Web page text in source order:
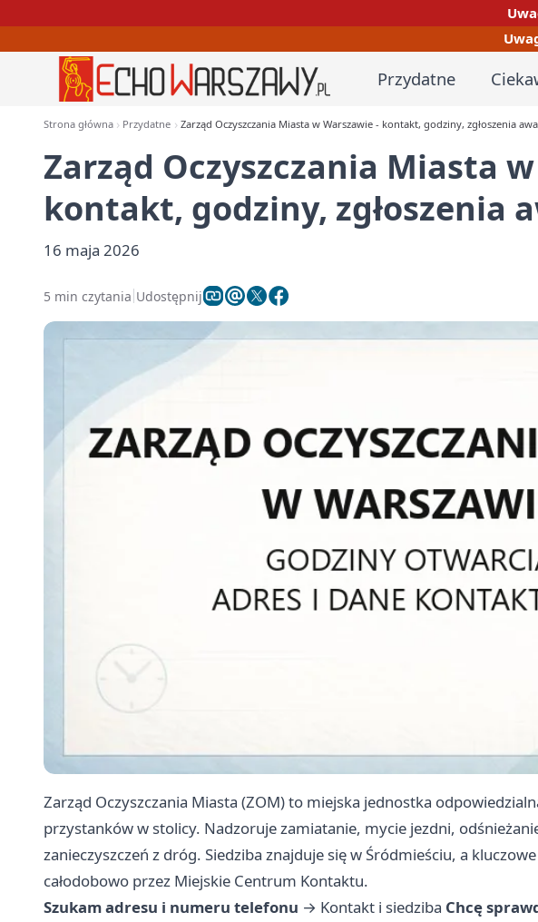
Przydatne
Strona główna Przydatne Zarząd Oczyszczania Miasta w Warszawie - kontakt, godziny, zgłoszenia
Zarząd Oczyszczania Miasta
kontakt, godziny, zgłoszenia
16 maja 2026
5 min czytania Udostępnij
Zarząd Oczyszczania Miasta (ZOM) to miejska jednostka
przystanków w stolicy. Nadzoruje zamiatanie, mycie jezdni,
zanieczyszczeń z dróg. Siedziba znajduje się w Śródmieściu, a
całodobowo przez Miejskie Centrum Kontaktu.
Szukam adresu i numeru telefonu → Kontakt i siedziba Chcę